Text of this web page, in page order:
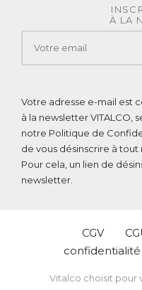
À LA
Votre adresse e-mail est
à la newsletter VITALCO,
notre Politique de
de vous désinscrire à
Pour cela, un lien de
newsletter.
CGV
confidentialité
Vitalco choisit pour